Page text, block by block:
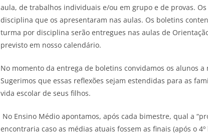
aula, de trabalhos individuais e/ou em grupo e de provas.
disciplina que os apresentaram nas aulas. Os boletins
turma por disciplina serão entregues nas aulas de
previsto em nosso calendário.
No momento da entrega de boletins convidamos os alunos
Sugerimos que essas reflexões sejam estendidas para as
vida escolar de seus filhos.
No Ensino Médio apontamos, após cada bimestre, qual a
encontraria caso as médias atuais fossem as finais (após o